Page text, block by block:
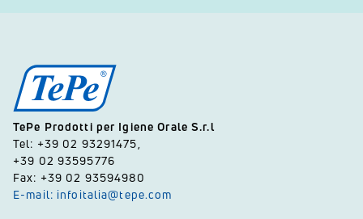
TePe Prodotti per Igiene Orale S.r.l
Tel: +39 02 93291475,
+39 02 93595776
Fax: +39 02 93594980
E-mail: infoitalia@tepe.com